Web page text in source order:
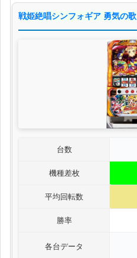
戦姫絶唱シンフォギア 勇気の歌
台数
機種差枚
平均回転数
勝率
各台データ